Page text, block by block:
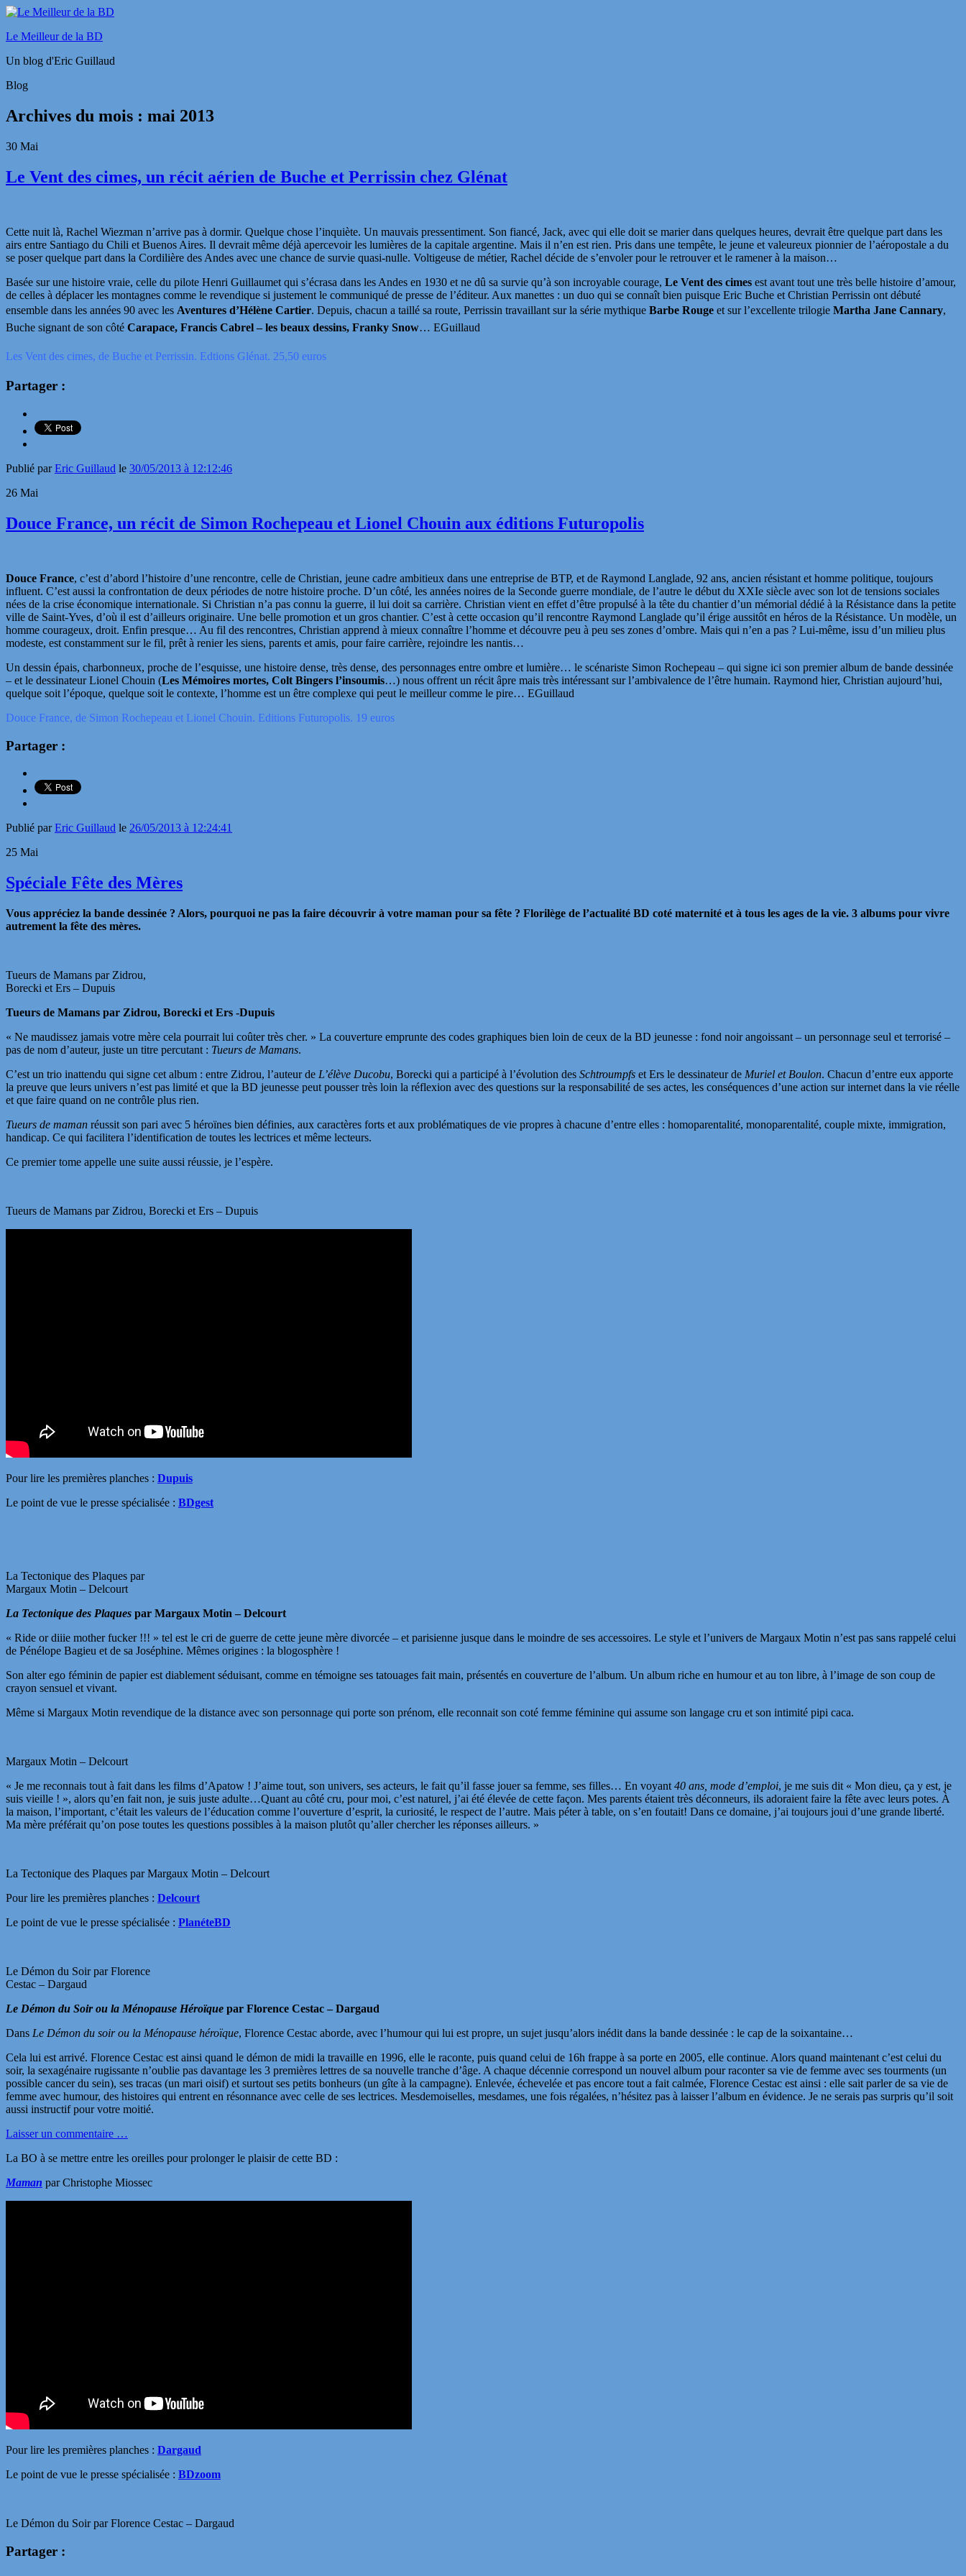
Le Meilleur de la BD
Un blog d'Eric Guillaud
Blog
Archives du mois : mai 2013
30 Mai
Le Vent des cimes, un récit aérien de Buche et Perrissin chez Glénat
Cette nuit là, Rachel Wiezman n’arrive pas à dormir. Quelque chose l’inquiète. Un mauvais pressentiment. Son fiancé, Jack, avec qui elle doit se marier dans quelques heures, devrait être quelque part dans les
airs entre Santiago du Chili et Buenos Aires. Il devrait même déjà apercevoir les lumières de la capitale argentine. Mais il n’en est rien. Pris dans une tempête, le jeune et valeureux pionnier de l’aéropostale a du
se poser quelque part dans la Cordilière des Andes avec une chance de survie quasi-nulle. Voltigeuse de métier, Rachel décide de s’envoler pour le retrouver et le ramener à la maison…
Basée sur une histoire vraie, celle du pilote Henri Guillaumet qui s’écrasa dans les Andes en 1930 et ne dû sa survie qu’à son incroyable courage, Le Vent des cimes est avant tout une très belle histoire d’amour,
de celles à déplacer les montagnes comme le revendique si justement le communiqué de presse de l’éditeur. Aux manettes : un duo qui se connaît bien puisque Eric Buche et Christian Perrissin ont débuté
ensemble dans les années 90 avec les Aventures d’Hélène Cartier. Depuis, chacun a taillé sa route, Perrissin travaillant sur la série mythique Barbe Rouge et sur l’excellente trilogie Martha Jane Cannary,
Buche signant de son côté Carapace, Francis Cabrel – les beaux dessins, Franky Snow… EGuillaud
Les Vent des cimes, de Buche et Perrissin. Edtions Glénat. 25,50 euros
Partager :
Publié parEric Guillaud le 30/05/2013 à 12:12:46
26 Mai
Douce France, un récit de Simon Rochepeau et Lionel Chouin aux éditions Futuropolis
Douce France, c’est d’abord l’histoire d’une rencontre, celle de Christian, jeune cadre ambitieux dans une entreprise de BTP, et de Raymond Langlade, 92 ans, ancien résistant et homme politique, toujours
influent. C’est aussi la confrontation de deux périodes de notre histoire proche. D’un côté, les années noires de la Seconde guerre mondiale, de l’autre le début du XXIe siècle avec son lot de tensions sociales
nées de la crise économique internationale. Si Christian n’a pas connu la guerre, il lui doit sa carrière. Christian vient en effet d’être propulsé à la tête du chantier d’un mémorial dédié à la Résistance dans la petite
ville de Saint-Yves, d’où il est d’ailleurs originaire. Une belle promotion et un gros chantier. C’est à cette occasion qu’il rencontre Raymond Langlade qu’il érige aussitôt en héros de la Résistance. Un modèle, un
homme courageux, droit. Enfin presque… Au fil des rencontres, Christian apprend à mieux connaître l’homme et découvre peu à peu ses zones d’ombre. Mais qui n’en a pas ? Lui-même, issu d’un milieu plus
modeste, est constamment sur le fil, prêt à renier les siens, parents et amis, pour faire carrière, rejoindre les nantis…
Un dessin épais, charbonneux, proche de l’esquisse, une histoire dense, très dense, des personnages entre ombre et lumière… le scénariste Simon Rochepeau – qui signe ici son premier album de bande dessinée
– et le dessinateur Lionel Chouin (Les Mémoires mortes, Colt Bingers l’insoumis…) nous offrent un récit âpre mais très intéressant sur l’ambivalence de l’être humain. Raymond hier, Christian aujourd’hui,
quelque soit l’époque, quelque soit le contexte, l’homme est un être complexe qui peut le meilleur comme le pire… EGuillaud
Douce France, de Simon Rochepeau et Lionel Chouin. Editions Futuropolis. 19 euros
Partager :
Publié parEric Guillaud le 26/05/2013 à 12:24:41
25 Mai
Spéciale Fête des Mères
Vous appréciez la bande dessinée ? Alors, pourquoi ne pas la faire découvrir à votre maman pour sa fête ? Florilège de l’actualité BD coté maternité et à tous les ages de la vie. 3 albums pour vivre
autrement la fête des mères.
Tueurs de Mamans par Zidrou,
Borecki et Ers – Dupuis
Tueurs de Mamans par Zidrou, Borecki et Ers -Dupuis
« Ne maudissez jamais votre mère cela pourrait lui coûter très cher. » La couverture emprunte des codes graphiques bien loin de ceux de la BD jeunesse : fond noir angoissant – un personnage seul et terrorisé –
pas de nom d’auteur, juste un titre percutant : Tueurs de Mamans.
C’est un trio inattendu qui signe cet album : entre Zidrou, l’auteur de L’élève Ducobu, Borecki qui a participé à l’évolution des Schtroumpfs et Ers le dessinateur de Muriel et Boulon. Chacun d’entre eux apporte
la preuve que leurs univers n’est pas limité et que la BD jeunesse peut pousser très loin la réflexion avec des questions sur la responsabilité de ses actes, les conséquences d’une action sur internet dans la vie réelle
et que faire quand on ne contrôle plus rien.
Tueurs de maman réussit son pari avec 5 héroïnes bien définies, aux caractères forts et aux problématiques de vie propres à chacune d’entre elles : homoparentalité, monoparentalité, couple mixte, immigration,
handicap. Ce qui facilitera l’identification de toutes les lectrices et même lecteurs.
Ce premier tome appelle une suite aussi réussie, je l’espère.
Tueurs de Mamans par Zidrou, Borecki et Ers – Dupuis
Pour lire les premières planches : Dupuis
Le point de vue le presse spécialisée : BDgest
La Tectonique des Plaques par
Margaux Motin – Delcourt
La Tectonique des Plaques par Margaux Motin – Delcourt
« Ride or diiie mother fucker !!! » tel est le cri de guerre de cette jeune mère divorcée – et parisienne jusque dans le moindre de ses accessoires. Le style et l’univers de Margaux Motin n’est pas sans rappelé celui
de Pénélope Bagieu et de sa Joséphine. Mêmes origines : la blogosphère !
Son alter ego féminin de papier est diablement séduisant, comme en témoigne ses tatouages fait main, présentés en couverture de l’album. Un album riche en humour et au ton libre, à l’image de son coup de
crayon sensuel et vivant.
Même si Margaux Motin revendique de la distance avec son personnage qui porte son prénom, elle reconnait son coté femme féminine qui assume son langage cru et son intimité pipi caca.
Margaux Motin – Delcourt
« Je me reconnais tout à fait dans les films d’Apatow ! J’aime tout, son univers, ses acteurs, le fait qu’il fasse jouer sa femme, ses filles… En voyant 40 ans, mode d’emploi, je me suis dit « Mon dieu, ça y est, je
suis vieille ! », alors qu’en fait non, je suis juste adulte…Quant au côté cru, pour moi, c’est naturel, j’ai été élevée de cette façon. Mes parents étaient très déconneurs, ils adoraient faire la fête avec leurs potes. À
la maison, l’important, c’était les valeurs de l’éducation comme l’ouverture d’esprit, la curiosité, le respect de l’autre. Mais péter à table, on s’en foutait! Dans ce domaine, j’ai toujours joui d’une grande liberté.
Ma mère préférait qu’on pose toutes les questions possibles à la maison plutôt qu’aller chercher les réponses ailleurs. »
La Tectonique des Plaques par Margaux Motin – Delcourt
Pour lire les premières planches : Delcourt
Le point de vue le presse spécialisée : PlanéteBD
Le Démon du Soir par Florence
Cestac – Dargaud
Le Démon du Soir ou la Ménopause Héroïque par Florence Cestac – Dargaud
Dans Le Démon du soir ou la Ménopause héroïque, Florence Cestac aborde, avec l’humour qui lui est propre, un sujet jusqu’alors inédit dans la bande dessinée : le cap de la soixantaine…
Cela lui est arrivé. Florence Cestac est ainsi quand le démon de midi la travaille en 1996, elle le raconte, puis quand celui de 16h frappe à sa porte en 2005, elle continue. Alors quand maintenant c’est celui du
soir, la sexagénaire rugissante n’oublie pas davantage les 3 premières lettres de sa nouvelle tranche d’âge. A chaque décennie correspond un nouvel album pour raconter sa vie de femme avec ses tourments (un
possible cancer du sein), ses tracas (un mari oisif) et surtout ses petits bonheurs (un gîte à la campagne). Enlevée, échevelée et pas encore tout a fait calmée, Florence Cestac est ainsi : elle sait parler de sa vie de
femme avec humour, des histoires qui entrent en résonnance avec celle de ses lectrices. Mesdemoiselles, mesdames, une fois régalées, n’hésitez pas à laisser l’album en évidence. Je ne serais pas surpris qu’il soit
aussi instructif pour votre moitié.
Laisser un commentaire …
La BO à se mettre entre les oreilles pour prolonger le plaisir de cette BD :
Maman par Christophe Miossec
Pour lire les premières planches : Dargaud
Le point de vue le presse spécialisée : BDzoom
Le Démon du Soir par Florence Cestac – Dargaud
Partager :